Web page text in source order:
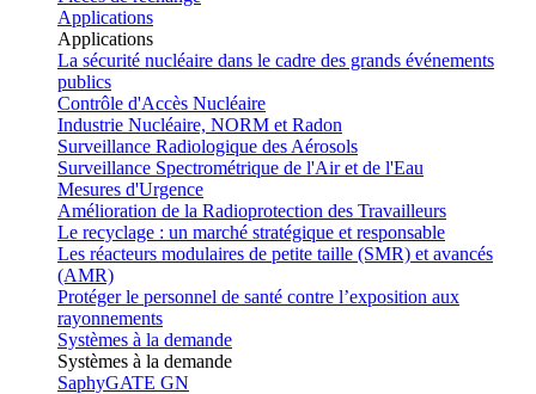
Applications
Applications
La sécurité nucléaire dans le cadre des grands événements
publics
Contrôle d'Accès Nucléaire
Industrie Nucléaire, NORM et Radon
Surveillance Radiologique des Aérosols
Surveillance Spectrométrique de l'Air et de l'Eau
Mesures d'Urgence
Amélioration de la Radioprotection des Travailleurs
Le recyclage : un marché stratégique et responsable
Les réacteurs modulaires de petite taille (SMR) et avancés
(AMR)
Protéger le personnel de santé contre l’exposition aux
rayonnements
Systèmes à la demande
Systèmes à la demande
SaphyGATE GN